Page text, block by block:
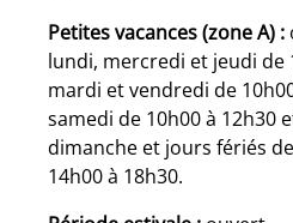
Petites vacances (zone A) :
lundi, mercredi et jeudi de
mardi et vendredi de
samedi de 10h00 à 12h30
dimanche et jours fériés
14h00 à 18h30.